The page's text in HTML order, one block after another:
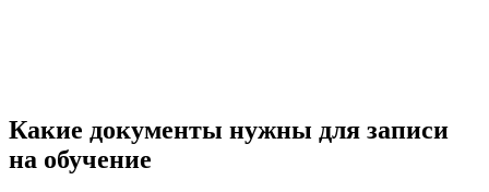
Какие документы нужны для записи
на обучение